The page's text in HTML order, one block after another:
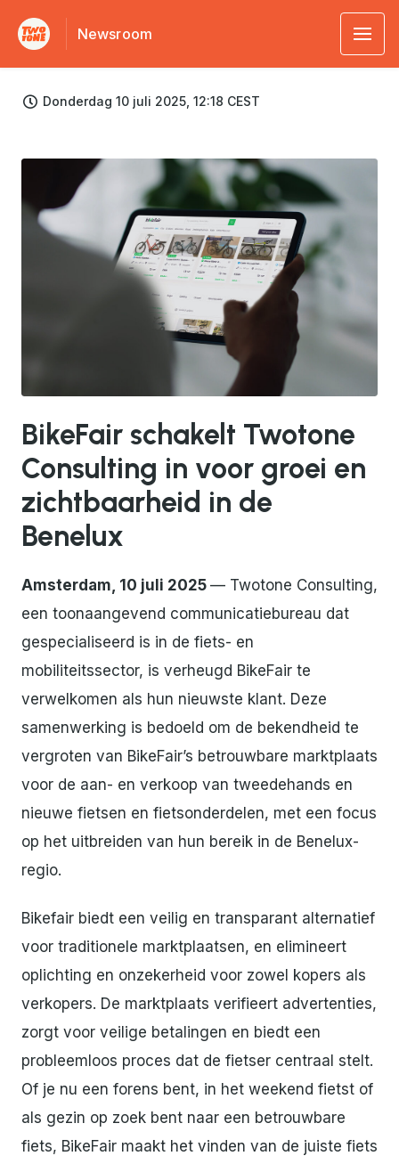
Newsroom
Donderdag 10 juli 2025, 12:18 CEST
BikeFair schakelt Twotone
Consulting in voor groei en
zichtbaarheid in de
Benelux
Amsterdam, 10 juli 2025 — Twotone Consulting,
een toonaangevend communicatiebureau dat
gespecialiseerd is in de fiets- en
mobiliteitssector, is verheugd BikeFair te
verwelkomen als hun nieuwste klant. Deze
samenwerking is bedoeld om de bekendheid te
vergroten van BikeFair’s betrouwbare marktplaats
voor de aan- en verkoop van tweedehands en
nieuwe fietsen en fietsonderdelen, met een focus
op het uitbreiden van hun bereik in de Benelux-
regio.
Bikefair biedt een veilig en transparant alternatief
voor traditionele marktplaatsen, en elimineert
oplichting en onzekerheid voor zowel kopers als
verkopers. De marktplaats verifieert advertenties,
zorgt voor veilige betalingen en biedt een
probleemloos proces dat de fietser centraal stelt.
Of je nu een forens bent, in het weekend fietst of
als gezin op zoek bent naar een betrouwbare
fiets, BikeFair maakt het vinden van de juiste fiets